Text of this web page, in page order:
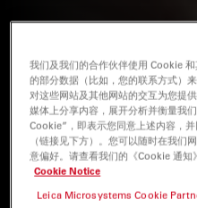
我们及我们的合作伙伴使用 Cookie
的部分数据（比如，您的联系方式）
对这些网站及其他网站的交互为您提
媒体上分享内容，展开分析并衡量我
Cookie”，即表示您同意上述内容，
（链接见下方）。您可以随时在我们
意偏好。请查看我们的《Cookie 通知
Cookie Notice
Leica Microsystems Cookie